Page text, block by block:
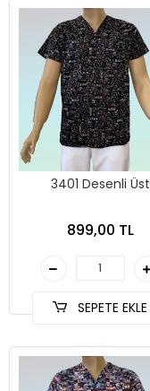
3401 Desenli Üst
899,00 TL
SEPETE EKLE